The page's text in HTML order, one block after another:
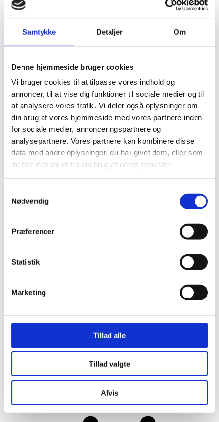
Samtykke Detaljer Om
Denne hjemmeside bruger cookies
Vi bruger cookies til at tilpasse vores indhold og
annoncer, til at vise dig funktioner til sociale medier og til
at analysere vores trafik. Vi deler også oplysninger om
din brug af vores hjemmeside med vores partnere inden
for sociale medier, annonceringspartnere og
analysepartnere. Vores partnere kan kombinere disse
data med andre oplysninger, du har givet dem, eller som
de har indsamlet fra din brug af deres tjenester.
Nødvendig
Præferencer
Statistik
Marketing
Tillad alle
Tillad valgte
Afvis
annonce
RAINBOW BUSINESS DENMARK
Her er alle vinderne fra årets Danish
Rainbow Awards